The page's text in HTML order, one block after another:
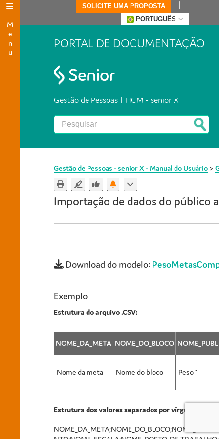
Menu
SOLICITE UMA PROPOSTA
PORTUGUÊS
PORTAL DE DOCUMENTAÇÃO
Gestão de Pessoas | HCM - senior X
Gestão de Pessoas - senior X - Manual do Usuário >
Importação de dados do público
Download do modelo:
Exemplo
Estrutura do arquivo .CSV:
NOME_DA_META NOME_DO_BLOCO
Nome da meta Nome do bloco Peso 1
Estrutura dos valores separados por vírgula: